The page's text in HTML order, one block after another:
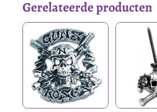
Gerelateerde producten